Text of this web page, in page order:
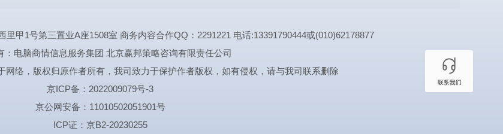
甲1号第三置业A座1508室 商务内容合作QQ：2291221 电话:13391790444或(010)62178877
：电脑商情信息服务集团 北京赢邦策略咨询有限责任公司
网络，版权归原作者所有，我司致力于保护作者版权，如有侵权，请与我司联系删除
京ICP备：2022009079号-3
京公网安备：11010502051901号
ICP证：京B2-20230255